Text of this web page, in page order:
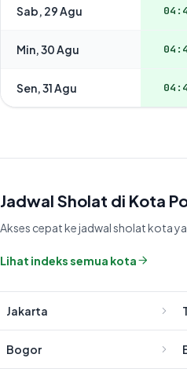
Sab, 29 Agu
Min, 30 Agu
Sen, 31 Agu
Jadwal Sholat di Kota
Akses cepat ke jadwal sholat kota
Lihat indeks semua kota
Jakarta
Bogor